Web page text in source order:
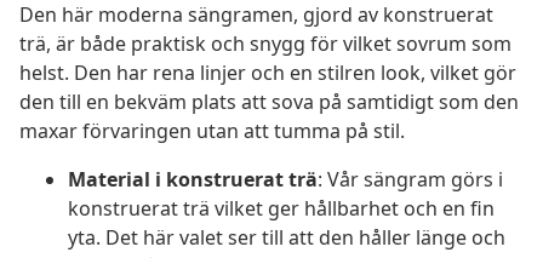
Den här moderna sängramen, gjord av konstruerat
trä, är både praktisk och snygg för vilket sovrum som
helst. Den har rena linjer och en stilren look, vilket gör
den till en bekväm plats att sova på samtidigt som den
maxar förvaringen utan att tumma på stil.
Material i konstruerat trä: Vår sängram görs i
konstruerat trä vilket ger hållbarhet och en fin
yta. Det här valet ser till att den håller länge och